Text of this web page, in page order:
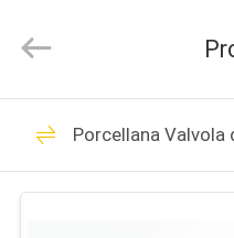
CASA
PRODOTTI
Enterprise
Management
All
Reserved.
valvola a
Porcellana Valvola